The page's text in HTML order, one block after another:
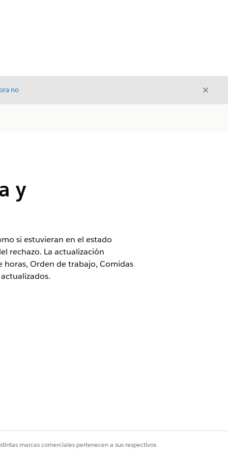
no Cerrar
y
si estuvieran en el estado
rechazo. La actualización
horas, Orden de trabajo, Comidas
marcas comerciales pertenecen a sus respectivos